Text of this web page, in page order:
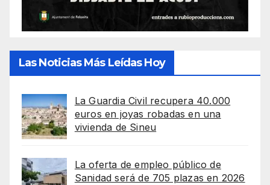
Las Noticias Más Leídas Hoy
La Guardia Civil recupera 40.000
euros en joyas robadas en una
vivienda de Sineu
La oferta de empleo público de
Sanidad será de 705 plazas en 2026